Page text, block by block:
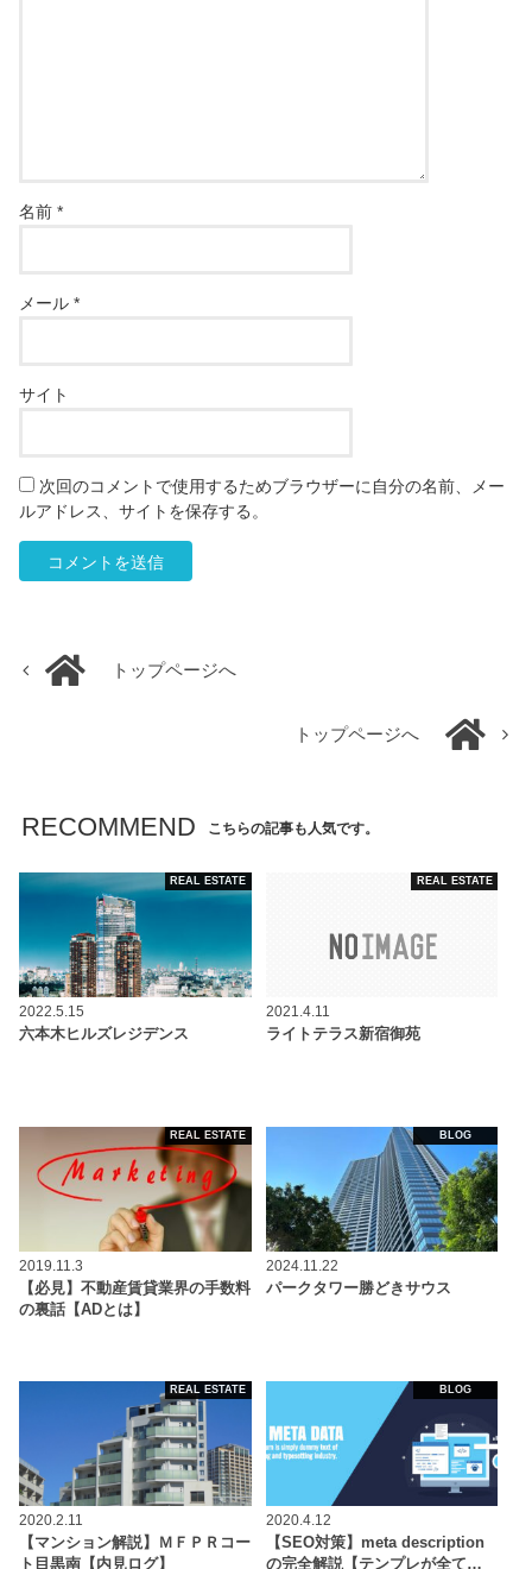
名前*
メール*
サイト
次回のコメントで使用するためブラウザーに自分の名前、メー
ルアドレス、サイトを保存する。
トップページへ
トップページへ
RECOMMEND こちらの記事も人気です。
REAL ESTATE
2022.5.15
六本木ヒルズレジデンス
REAL ESTATE
2021.4.11
ライトテラス新宿御苑
REAL ESTATE
2019.11.3
【必見】不動産賃貸業界の手数料
の裏話【ADとは】
BLOG
2024.11.22
パークタワー勝どきサウス
REAL ESTATE
2020.2.11
【マンション解説】ＭＦＰＲコー
ト目黒南【内見ログ】
BLOG
2020.4.12
【SEO対策】meta description
の完全解説【テンプレが全て…